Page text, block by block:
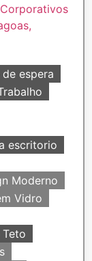
espera
escritorio
Moderno
Vidro